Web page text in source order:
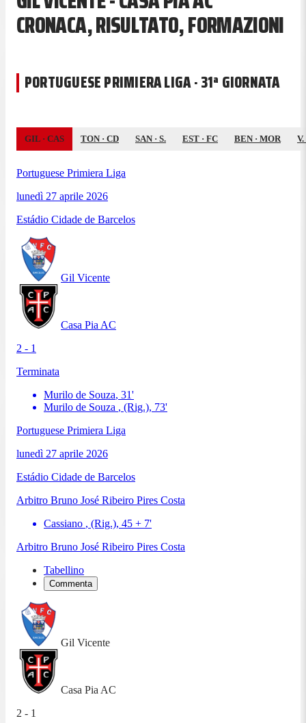
CRONACA, RISULTATO, FORMAZIONI
PORTUGUESE PRIMIERA LIGA · 31ª GIORNATA
GIL · CAS TON · CD SAN · S. EST · FC BEN · MOR V.
Portuguese Primiera Liga
lunedì 27 aprile 2026
Estádio Cidade de Barcelos
Gil Vicente
Casa Pia AC
2 - 1
Terminata
Murilo de Souza, 31'
Murilo de Souza , (Rig.), 73'
Portuguese Primiera Liga
lunedì 27 aprile 2026
Estádio Cidade de Barcelos
Arbitro Bruno José Ribeiro Pires Costa
Cassiano , (Rig.), 45 + 7'
Arbitro Bruno José Ribeiro Pires Costa
Tabellino
Commenta
Gil Vicente
Casa Pia AC
2 - 1